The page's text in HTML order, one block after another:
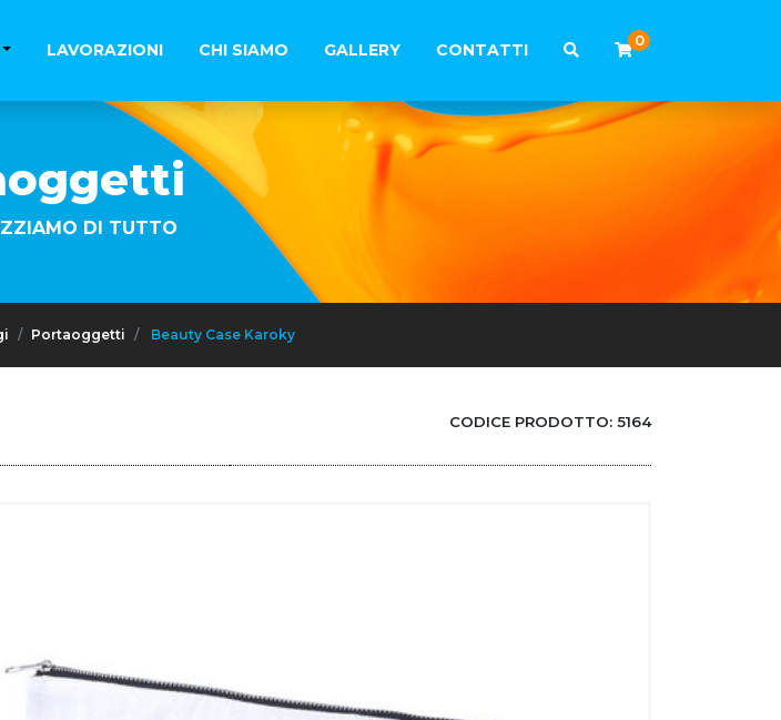
LAVORAZIONI CHI SIAMO GALLERY CONTATTI 0
DI TUTTO
Portaoggetti Beauty Case Karoky
CODICE PRODOTTO: 5164